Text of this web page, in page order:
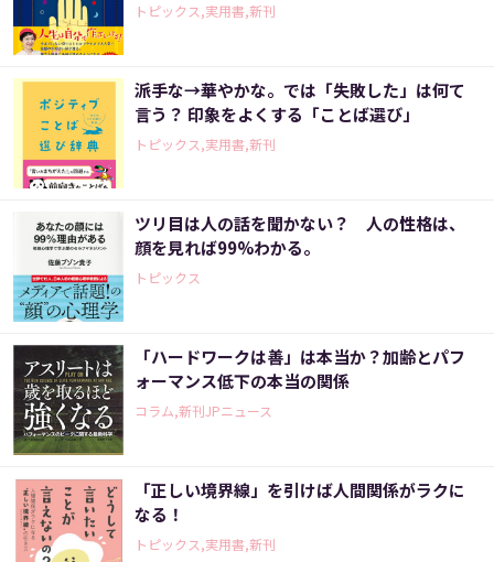
トピックス,実用書,新刊
派手な→華やかな。では「失敗した」は何て
言う？ 印象をよくする「ことば選び」
トピックス,実用書,新刊
ツリ目は人の話を聞かない？ 人の性格は、
顔を見れば99%わかる。
トピックス
「ハードワークは善」は本当か？加齢とパフ
ォーマンス低下の本当の関係
コラム,新刊JPニュース
「正しい境界線」を引けば人間関係がラクに
なる！
トピックス,実用書,新刊